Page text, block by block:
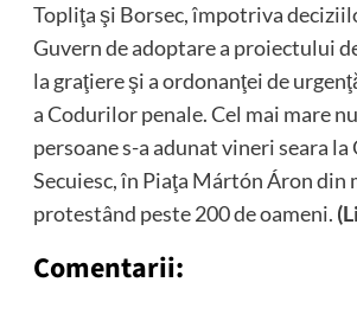
Topliţa şi Borsec, împotriva
Guvern de adoptare a proiectului
la graţiere şi a ordonanţei de
a Codurilor penale. Cel mai mare
persoane s-a adunat vineri seara
Secuiesc, în Piaţa Mártón Áron din
protestând peste 200 de oameni.
Comentarii: